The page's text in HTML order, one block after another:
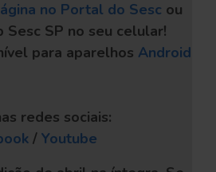
no Portal do Sesc ou
Sesc SP no seu celular!
para aparelhos Android
redes sociais:
/ Youtube